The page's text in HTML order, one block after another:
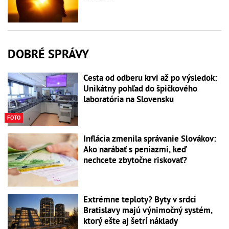
DOBRÉ SPRÁVY
FOTO
Cesta od odberu krvi až po výsledok:
Unikátny pohľad do špičkového
laboratória na Slovensku
Inflácia zmenila správanie Slovákov:
Ako narábať s peniazmi, keď
nechcete zbytočne riskovať?
Extrémne teploty? Byty v srdci
Bratislavy majú výnimočný systém,
ktorý ešte aj šetrí náklady